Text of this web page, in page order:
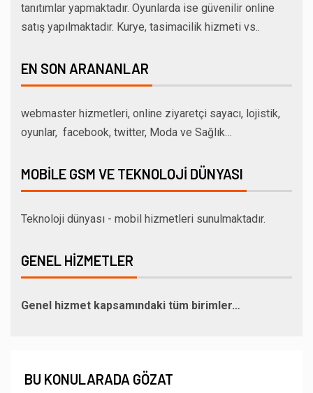
tanıtımlar yapmaktadır. Oyunlarda ise güvenilir online
satış yapılmaktadır. Kurye, tasimacilik hizmeti vs..
EN SON ARANANLAR
webmaster hizmetleri, online ziyaretçi sayacı, lojistik,
oyunlar, facebook, twitter, Moda ve Sağlık…
MOBILE GSM VE TEKNOLOJI DÜNYASI
Teknoloji dünyası - mobil hizmetleri sunulmaktadır.
GENEL HIZMETLER
Genel hizmet kapsamındaki tüm birimler…
BU KONULARADA GÖZAT